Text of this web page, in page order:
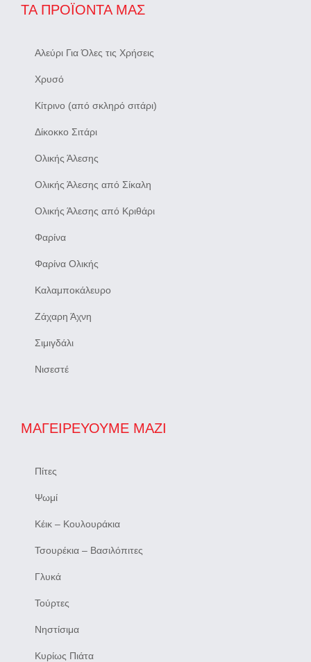
ΤΑ ΠΡΟΪΌΝΤΑ ΜΑΣ
Αλεύρι Για Όλες τις Χρήσεις
Χρυσό
Κίτρινο (από σκληρό σιτάρι)
Δίκοκκο Σιτάρι
Ολικής Άλεσης
Ολικής Άλεσης από Σίκαλη
Ολικής Άλεσης από Κριθάρι
Φαρίνα
Φαρίνα Ολικής
Καλαμποκάλευρο
Ζάχαρη Άχνη
Σιμιγδάλι
Νισεστέ
ΜΑΓΕΙΡΕΎΟΥΜΕ ΜΑΖΊ
Πίτες
Ψωμί
Κέικ – Κουλουράκια
Τσουρέκια – Βασιλόπιτες
Γλυκά
Τούρτες
Νηστίσιμα
Κυρίως Πιάτα